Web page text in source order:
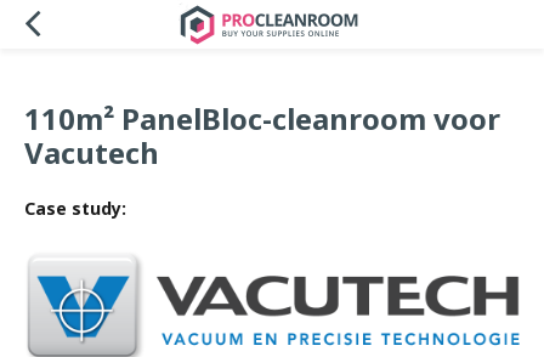
110m² PanelBloc-cleanroom voor
Vacutech
Case study: